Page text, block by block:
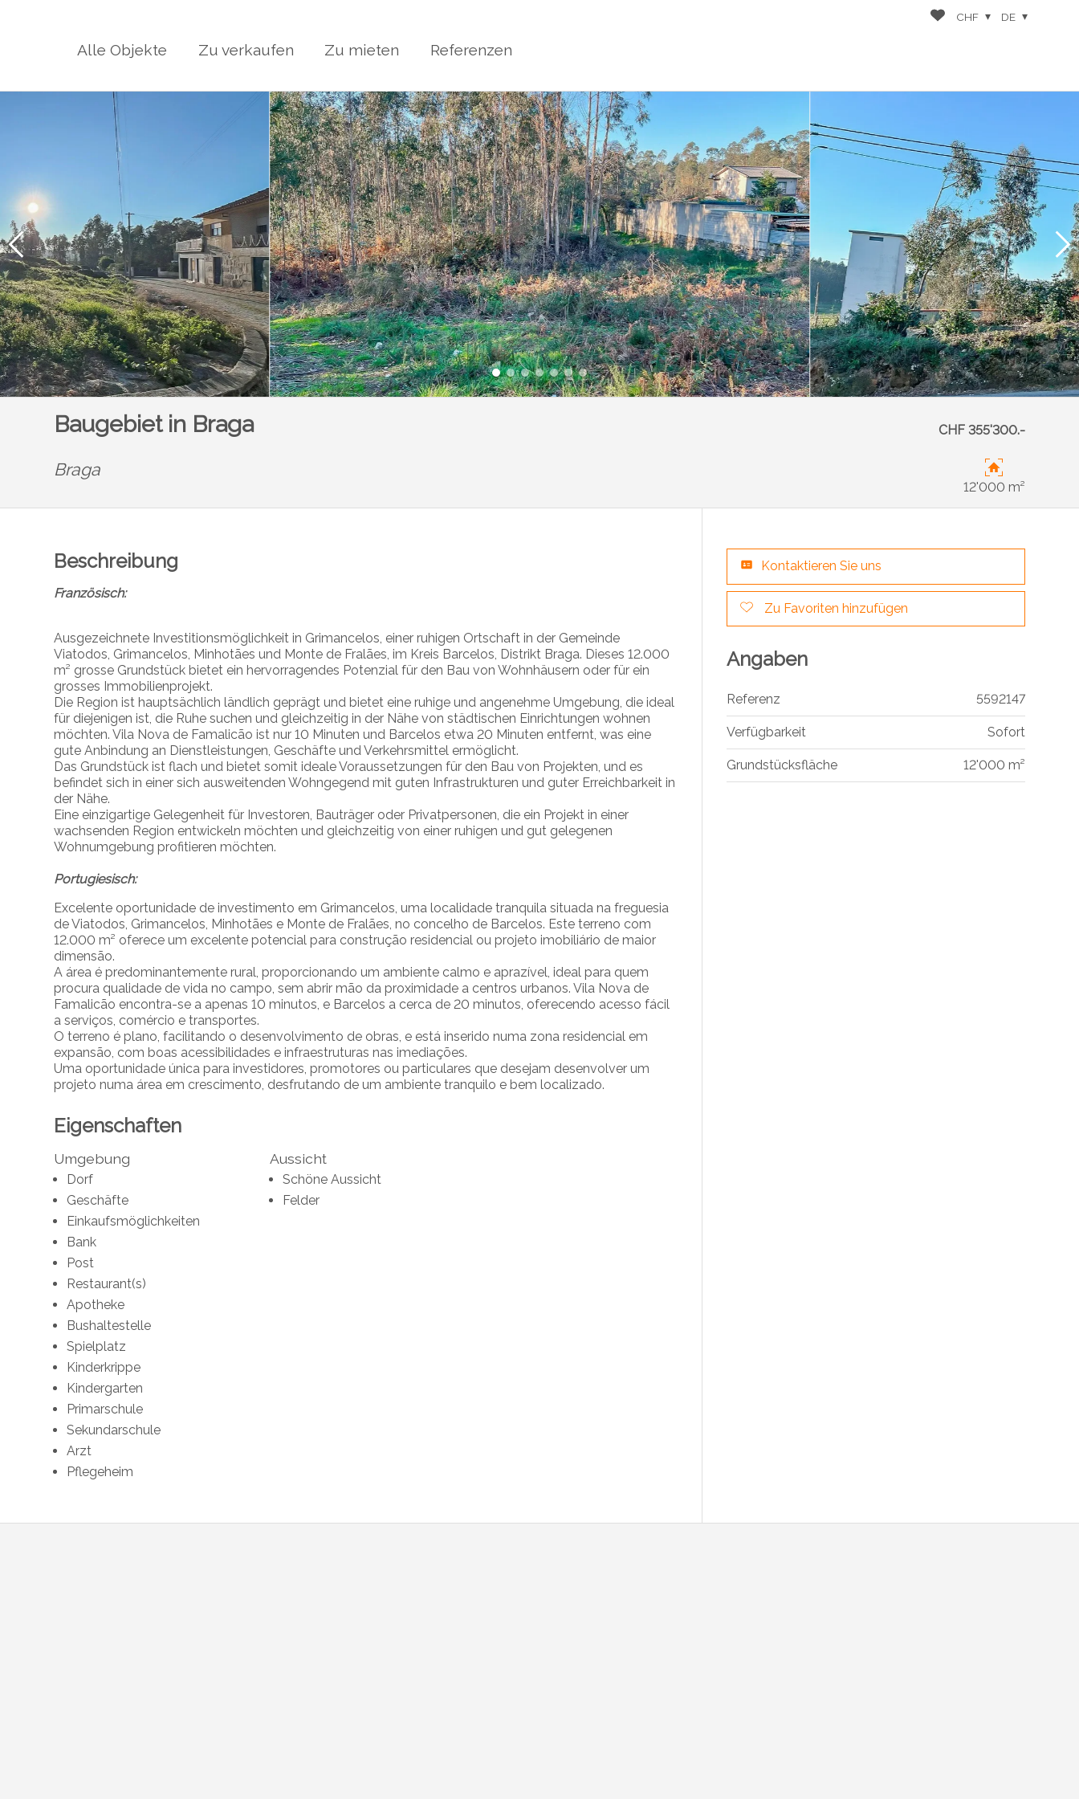
Alle Objekte Zu verkaufen Zu mieten Referenzen
CHF DE
Baugebiet in Braga CHF 355'300.-
Braga
12'000 m²
Beschreibung
Französisch:
Ausgezeichnete Investitionsmöglichkeit in Grimancelos, einer ruhigen Ortschaft in der Gemeinde
Viatodos, Grimancelos, Minhotães und Monte de Fralães, im Kreis Barcelos, Distrikt Braga. Dieses 12.000
m² grosse Grundstück bietet ein hervorragendes Potenzial für den Bau von Wohnhäusern oder für ein
grosses Immobilienprojekt.
Die Region ist hauptsächlich ländlich geprägt und bietet eine ruhige und angenehme Umgebung, die ideal
für diejenigen ist, die Ruhe suchen und gleichzeitig in der Nähe von städtischen Einrichtungen wohnen
möchten. Vila Nova de Famalicão ist nur 10 Minuten und Barcelos etwa 20 Minuten entfernt, was eine
gute Anbindung an Dienstleistungen, Geschäfte und Verkehrsmittel ermöglicht.
Das Grundstück ist flach und bietet somit ideale Voraussetzungen für den Bau von Projekten, und es
befindet sich in einer sich ausweitenden Wohngegend mit guten Infrastrukturen und guter Erreichbarkeit in
der Nähe.
Eine einzigartige Gelegenheit für Investoren, Bauträger oder Privatpersonen, die ein Projekt in einer
wachsenden Region entwickeln möchten und gleichzeitig von einer ruhigen und gut gelegenen
Wohnumgebung profitieren möchten.
Portugiesisch:
Excelente oportunidade de investimento em Grimancelos, uma localidade tranquila situada na freguesia
de Viatodos, Grimancelos, Minhotães e Monte de Fralães, no concelho de Barcelos. Este terreno com
12.000 m² oferece um excelente potencial para construção residencial ou projeto imobiliário de maior
dimensão.
A área é predominantemente rural, proporcionando um ambiente calmo e aprazível, ideal para quem
procura qualidade de vida no campo, sem abrir mão da proximidade a centros urbanos. Vila Nova de
Famalicão encontra-se a apenas 10 minutos, e Barcelos a cerca de 20 minutos, oferecendo acesso fácil
a serviços, comércio e transportes.
O terreno é plano, facilitando o desenvolvimento de obras, e está inserido numa zona residencial em
expansão, com boas acessibilidades e infraestruturas nas imediações.
Uma oportunidade única para investidores, promotores ou particulares que desejam desenvolver um
projeto numa área em crescimento, desfrutando de um ambiente tranquilo e bem localizado.
Eigenschaften
Umgebung
Dorf
Geschäfte
Einkaufsmöglichkeiten
Bank
Post
Restaurant(s)
Apotheke
Bushaltestelle
Spielplatz
Kinderkrippe
Kindergarten
Primarschule
Sekundarschule
Arzt
Pflegeheim
Aussicht
Schöne Aussicht
Felder
Kontaktieren Sie uns
Zu Favoriten hinzufügen
Angaben
Referenz 5592147
Verfügbarkeit Sofort
Grundstücksfläche 12'000 m²